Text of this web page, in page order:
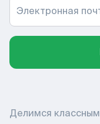
Электронная
Делимся